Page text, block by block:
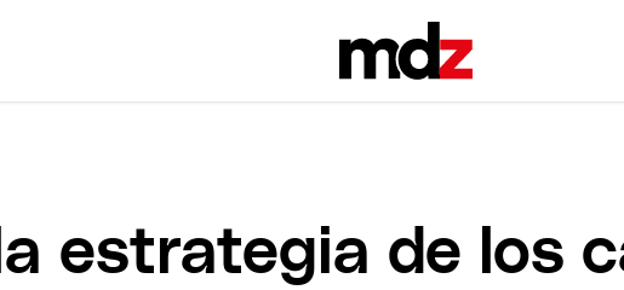
estrategia de los